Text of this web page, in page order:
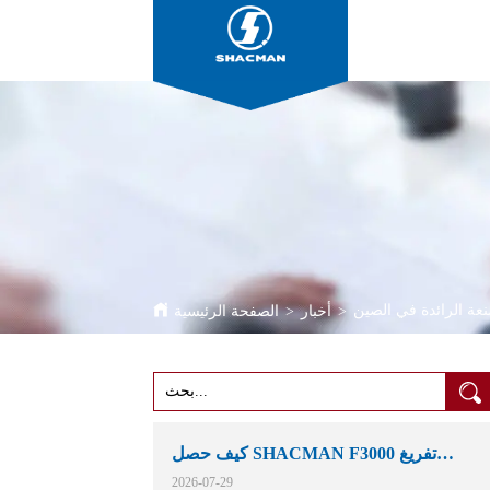
الصفحة الرئيسية > أخبار > الرائدة في الصين
كيف حصل SHACMAN F3000 تفريغ
الشاحنات مكانهم في التعدين الأفريقية
2026-07-29